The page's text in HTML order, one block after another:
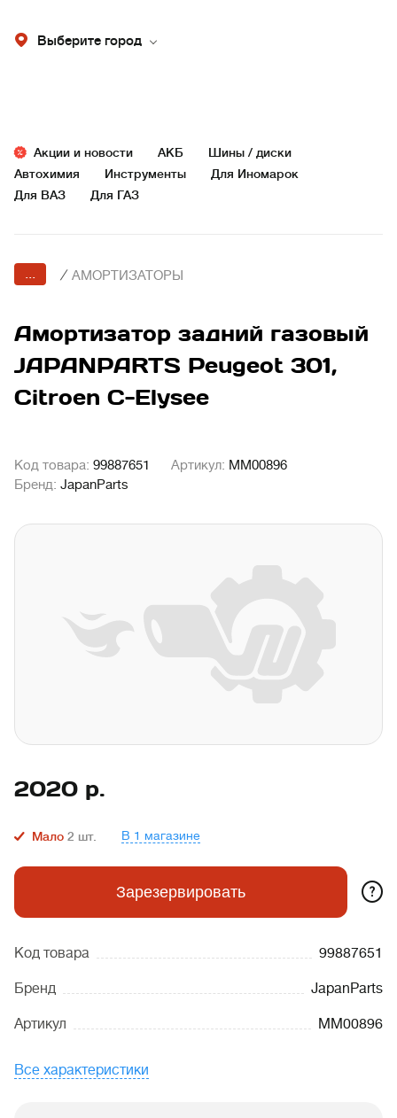
Выберите город
Акции и новости АКБ
Шины / диски
Автохимия
Инструменты
Для Иномарок
Для ВАЗ
Для ГАЗ
... / АМОРТИЗАТОРЫ
Амортизатор задний газовый
JAPANPARTS Peugeot 301,
Citroen C-Elysee
Код товара: 99887651 Артикул: MM00896
Бренд: JapanParts
2020 р.
Мало 2 шт. В 1 магазине
Зарезервировать ?
Код товара 99887651
Бренд JapanParts
Артикул MM00896
Все характеристики